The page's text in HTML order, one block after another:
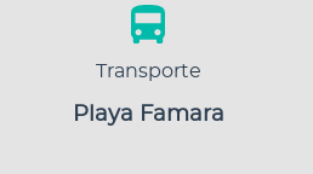
Transporte
Playa Famara